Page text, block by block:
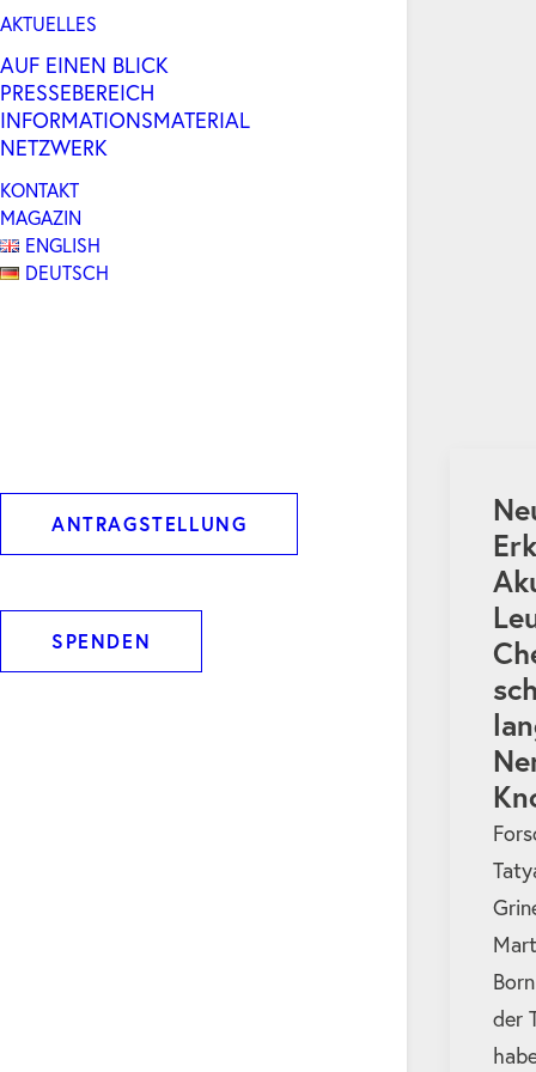
AKTUELLES
AUF EINEN BLICK
PRESSEBEREICH
INFORMATIONSMATERIAL
NETZWERK
KONTAKT
MAGAZIN
ENGLISH
DEUTSCH
ANTRAGSTELLUNG
SPENDEN
der